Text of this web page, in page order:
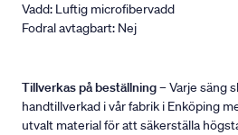
Vadd: Luftig microfibervadd
Fodral avtagbart: Nej
Tillverkas på beställning– Varje säng
handtillverkad i vår fabrik i Enköping
utvalt material för att säkerställa